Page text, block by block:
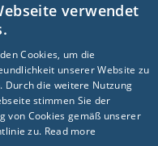
ENGLISH
FRENCH
CZECH
verwendet
Cookies, um die
unserer Website zu
Durch die weitere Nutzung
stimmen Sie der
von Cookies gemäß unserer
zu. Read more